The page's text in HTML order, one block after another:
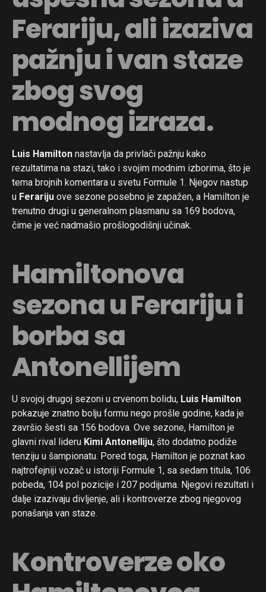
Ferariju, ali izaziva
pažnju i van staze
zbog svog
modnog izraza.
Luis Hamilton nastavlja da privlači pažnju kako
rezultatima na stazi, tako i svojim modnim izborima, što je
tema brojnih komentara u svetu Formule 1. Njegov nastup
u Ferariju ove sezone posebno je zapažen, a Hamilton je
trenutno drugi u generalnom plasmanu sa 169 bodova,
čime je već nadmašio prošlogodišnji učinak.
Hamiltonova
sezona u Ferariju i
borba sa
Antonellijem
U svojoj drugoj sezoni u crvenom bolidu, Luis Hamilton
pokazuje znatno bolju formu nego prošle godine, kada je
završio šesti sa 156 bodova. Ove sezone, Hamilton je
glavni rival lideru Kimi Antonelliju, što dodatno podiže
tenziju u šampionatu. Pored toga, Hamilton je poznat kao
najtrofejniji vozač u istoriji Formule 1, sa sedam titula, 106
pobeda, 104 pol pozicije i 207 podijuma. Njegovi rezultati i
dalje izazivaju divljenje, ali i kontroverze zbog njegovog
ponašanja van staze.
Kontroverze oko